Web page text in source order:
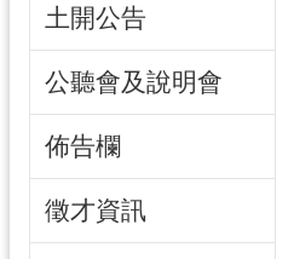
土開公告
公聽會及說明會
佈告欄
徵才資訊